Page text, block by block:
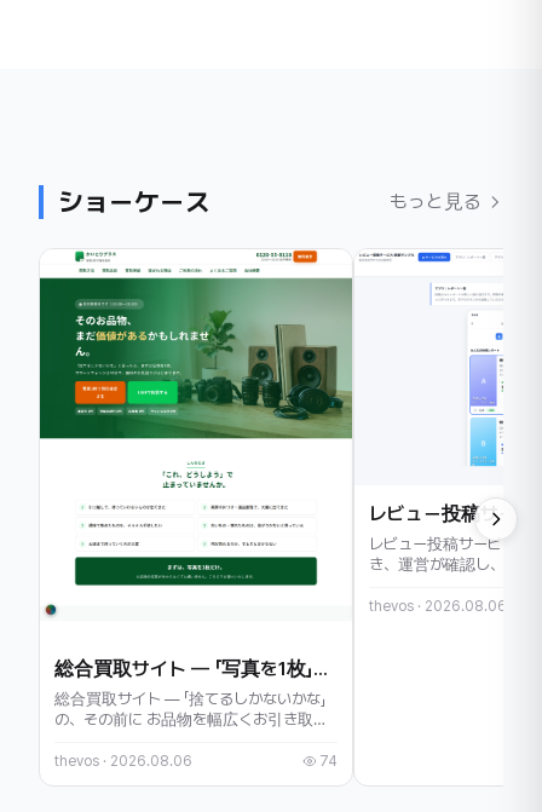
ショーケース もっと見る
総合買取サイト — 「写真を1枚」から査定のお申し込みまで届く画面設計
総合買取サイト — 「捨てるしかないかな」
の、その前に お品物を幅広くお引き取
thevos · 2026.08.06 74
レビュー投稿サービス —
き、運営が確認し、公開
thevos · 2026.08.06